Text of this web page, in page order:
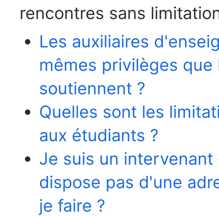
rencontres sans
Les auxiliaires
mêmes privilèges
soutiennent ?
Quelles sont les
aux étudiants ?
Je suis un
dispose pas d'une
je faire ?